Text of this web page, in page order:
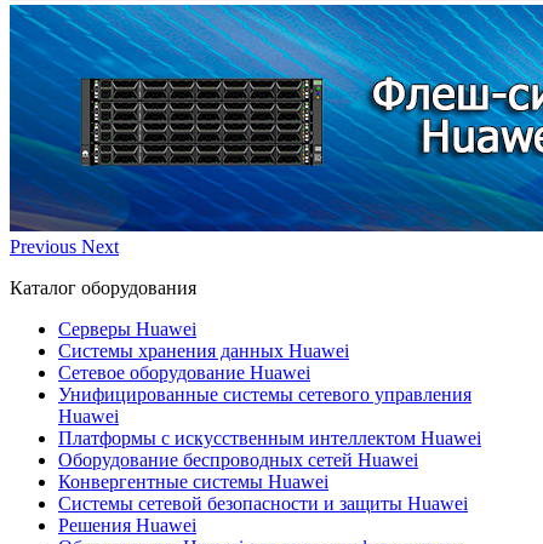
Previous Next
Каталог оборудования
Серверы Huawei
Системы хранения данных Huawei
Сетевое оборудование Huawei
Унифицированные системы сетевого управления
Huawei
Платформы с искусственным интеллектом Huawei
Оборудование беспроводных сетей Huawei
Конвергентные системы Huawei
Системы сетевой безопасности и защиты Huawei
Решения Huawei